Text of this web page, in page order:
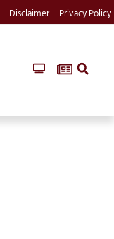
Disclaimer Privacy Policy